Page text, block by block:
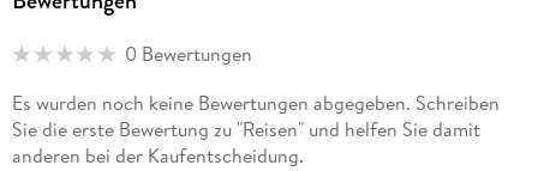
0 Bewertungen
Es wurden noch keine Bewertungen abgegeben. Schreiben
Sie die erste Bewertung zu "Reisen" und helfen Sie damit
anderen bei der Kaufentscheidung.